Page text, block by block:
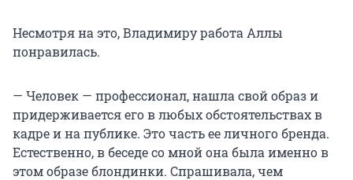
Несмотря на это, Владимиру работа Аллы
понравилась.
— Человек — профессионал, нашла свой образ и
придерживается его в любых обстоятельствах в
кадре и на публике. Это часть ее личного бренда.
Естественно, в беседе со мной она была именно в
этом образе блондинки. Спрашивала, чем